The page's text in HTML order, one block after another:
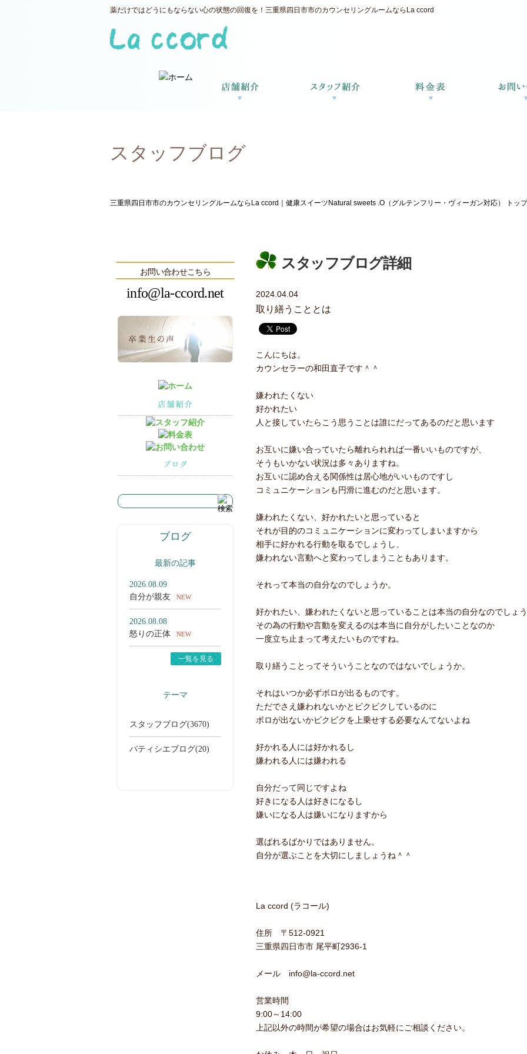
薬だけではどうにもならない心の状態の回復を！三重県四日市市のカウンセリングルームならLa ccord
スタッフブログ
三重県四日市市のカウンセリングルームならLa ccord｜健康スイーツNatural sweets .O（グルテンフリー・ヴィーガン対応） トッ
スタッフブログ詳細
2024.04.04
取り繕うこととは
こんにちは。
カウンセラーの和田直子です＾＾
嫌われたくない
好かれたい
人と接していたらこう思うことは誰にだってあるのだと思います
お互いに嫌い合っていたら離れられれば一番いいものですが、
そうもいかない状況は多々ありますね。
お互いに認め合える関係性は居心地がいいものですし
コミュニケーションも円滑に進むのだと思います。
嫌われたくない、好かれたいと思っていると
それが目的のコミュニケーションに変わってしまいますから
相手に好かれる行動を取るでしょうし、
嫌われない言動へと変わってしまうこともあります。
それって本当の自分なのでしょうか。
好かれたい、嫌われたくないと思っていることは本当の自分なのでしょ
その為の行動や言動を変えるのは本当に自分がしたいことなのか
一度立ち止まって考えたいものですね。
取り繕うことってそういうことなのではないでしょうか。
それはいつか必ずボロが出るものです。
ただでさえ嫌われないかとビクビクしているのに
ボロが出ないかビクビクを上乗せする必要なんてないよね
好かれる人には好かれるし
嫌われる人には嫌われる
自分だって同じですよね
好きになる人は好きになるし
嫌いになる人は嫌いになりますから
選ばれるばかりではありません。
自分が選ぶことを大切にしましょうね＾＾
La ccord (ラコール)
住所 〒512-0921
三重県四日市市 尾平町2936-1
メール info@la-ccord.net
営業時間
9:00～14:00
上記以外の時間が希望の場合はお気軽にご相談ください。
お問い合わせこちら
info@la-ccord.net
ブログ
最新の記事
2026.08.09
自分が親友
NEW
2026.08.08
怒りの正体
NEW
一覧を見る
テーマ
スタッフブログ(3670)
パティシエブログ(20)